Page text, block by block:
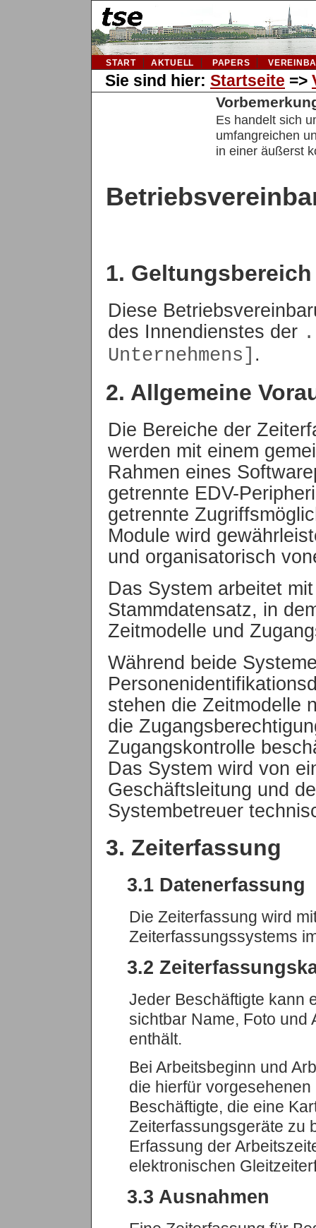
START AKTUELL PAPERS
Sie sind hier: Startseite =>
Es handelt sich
umfangreichen
in einer äußerst
1. Geltungsbereich
Diese
des Innendienstes der
Unternehmens] .
2. Allgemeine
Die Bereiche der
werden mit einem
Rahmen eines
getrennte EDV-
getrennte
Module wird
und organisatorisch
Das System arbeitet
Stammdatensatz, in
Zeitmodelle und
Während beide
stehen die Zeitmodelle
die
Zugangskontrolle
Das System wird von
Geschäftsleitung und
Systembetreuer
3. Zeiterfassung
3.1 Datenerfassung
Die Zeiterfassung wird
Zeiterfassungssystems
3.2
Jeder Beschäftigte kann
sichtbar Name, Foto und
enthält.
Bei Arbeitsbeginn und
die hierfür
Beschäftigte, die eine
Zeiterfassungsgeräte zu
Erfassung der
elektronischen
3.3 Ausnahmen